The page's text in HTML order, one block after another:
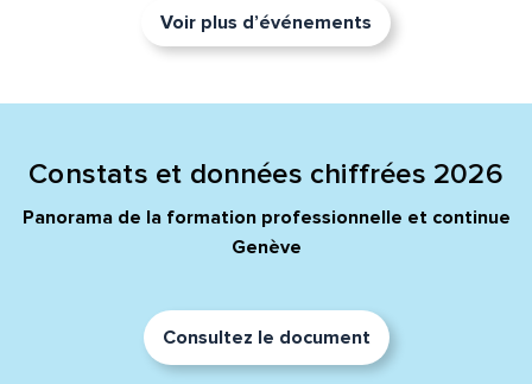
Voir plus d’événements
Constats et données chiffrées 2026
Panorama de la formation professionnelle et continue
Genève
Consultez le document